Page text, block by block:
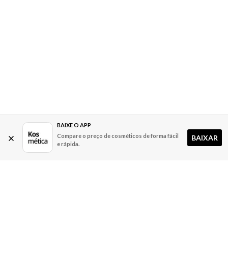
BAIXE O APP
Compare o preço de cosméticos de forma fácil
e rápida.
BAIXAR